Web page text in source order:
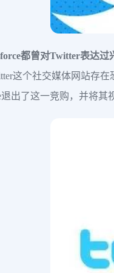
都曾对Twitter表达过
这个社交媒体网站存
退出了这一竞购，并将其